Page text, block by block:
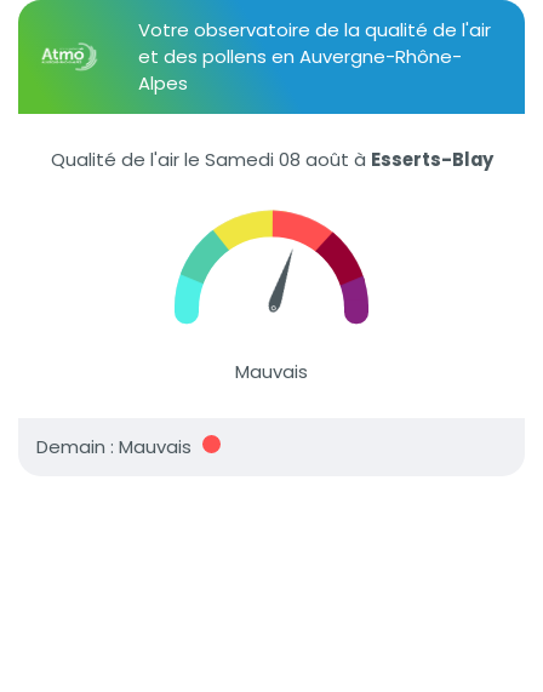
Votre observatoire de la qualité de l'air
et des pollens en Auvergne-Rhône-
Alpes
Qualité de l'air le Samedi 08 août à Esserts-Blay
Mauvais
Demain : Mauvais